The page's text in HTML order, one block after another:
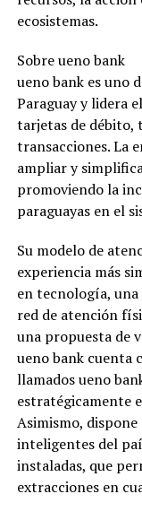
ecosistemas.
Sobre ueno bank
ueno bank es uno
Paraguay y lidera
tarjetas de débito,
transacciones. La
ampliar y
promoviendo la
paraguayas en el
Su modelo de
experiencia más
en tecnología,
red de atención
una propuesta de
ueno bank cuenta
llamados ueno
estratégicamente
Asimismo,
inteligentes del
instaladas, que
extracciones en